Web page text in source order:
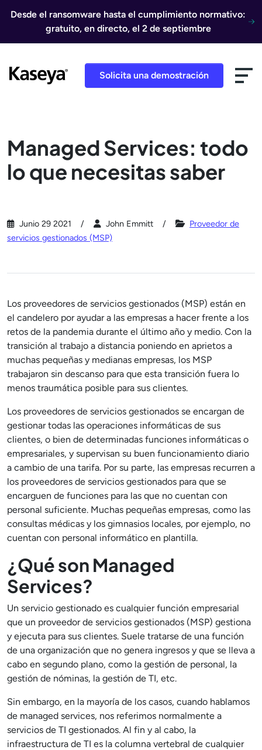
Desde el ransomware hasta el cumplimiento normativo:
gratuito, en directo, el 2 de septiembre
Solicita una demostración
Managed Services: todo
lo que necesitas saber
Junio 29 2021 John Emmitt
Proveedor de
servicios gestionados (MSP)
Los proveedores de servicios gestionados (MSP) están en
el candelero por ayudar a las empresas a hacer frente a los
retos de la pandemia durante el último año y medio. Con la
transición al trabajo a distancia poniendo en aprietos a
muchas pequeñas y medianas empresas, los MSP
trabajaron sin descanso para que esta transición fuera lo
menos traumática posible para sus clientes.
Los proveedores de servicios gestionados se encargan de
gestionar todas las operaciones informáticas de sus
clientes, o bien de determinadas funciones informáticas o
empresariales, y supervisan su buen funcionamiento diario
a cambio de una tarifa. Por su parte, las empresas recurren a
los proveedores de servicios gestionados para que se
encarguen de funciones para las que no cuentan con
personal suficiente. Muchas pequeñas empresas, como las
consultas médicas y los gimnasios locales, por ejemplo, no
cuentan con personal informático en plantilla.
¿Qué son Managed
Services?
Un servicio gestionado es cualquier función empresarial
que un proveedor de servicios gestionados (MSP) gestiona
y ejecuta para sus clientes. Suele tratarse de una función
de una organización que no genera ingresos y que se lleva a
cabo en segundo plano, como la gestión de personal, la
gestión de nóminas, la gestión de TI, etc.
Sin embargo, en la mayoría de los casos, cuando hablamos
de managed services, nos referimos normalmente a
servicios de TI gestionados. Al fin y al cabo, la
infraestructura de TI es la columna vertebral de cualquier